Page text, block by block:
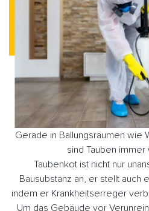
Gerade in Ballungsräumen wie
sind Tauben immer
Taubenkot ist nicht nur
Bausubstanz an, er stellt auch
indem er Krankheitserreger
Um das Gebäude vor